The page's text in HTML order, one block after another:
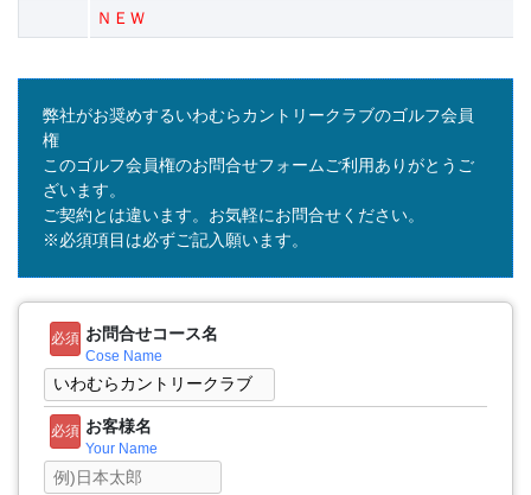
ＮＥＷ
弊社がお奨めするいわむらカントリークラブのゴルフ会員
権
このゴルフ会員権のお問合せフォームご利用ありがとうご
ざいます。
ご契約とは違います。お気軽にお問合せください。
※必須項目は必ずご記入願います。
必須 お問合せコース名
Cose Name
必須 お客様名
Your Name